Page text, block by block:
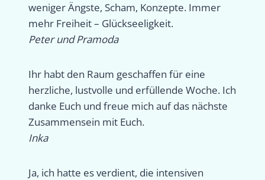
weniger Ängste, Scham, Konzepte. Immer
mehr Freiheit – Glückseeligkeit.
Peter und Pramoda
Ihr habt den Raum geschaffen für eine
herzliche, lustvolle und erfüllende Woche. Ich
danke Euch und freue mich auf das nächste
Zusammensein mit Euch.
Inka
Ja, ich hatte es verdient, die intensiven